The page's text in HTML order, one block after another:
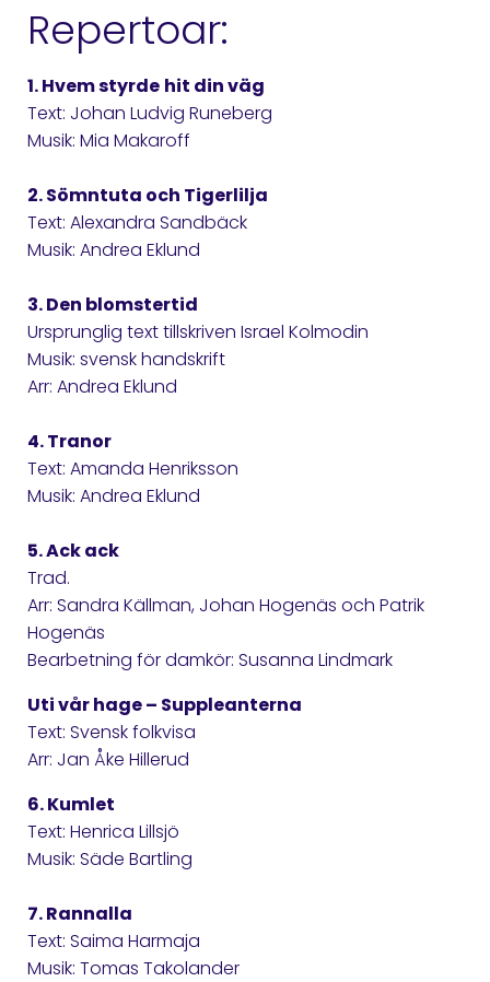
Repertoar:
1. Hvem styrde hit din väg
Text: Johan Ludvig Runeberg
Musik: Mia Makaroff
2. Sömntuta och Tigerlilja
Text: Alexandra Sandbäck
Musik: Andrea Eklund
3. Den blomstertid
Ursprunglig text tillskriven Israel Kolmodin
Musik: svensk handskrift
Arr: Andrea Eklund
4. Tranor
Text: Amanda Henriksson
Musik: Andrea Eklund
5. Ack ack
Trad.
Arr: Sandra Källman, Johan Hogenäs och Patrik
Hogenäs
Bearbetning för damkör: Susanna Lindmark
Uti vår hage – Suppleanterna
Text: Svensk folkvisa
Arr: Jan Åke Hillerud
6. Kumlet
Text: Henrica Lillsjö
Musik: Säde Bartling
7. Rannalla
Text: Saima Harmaja
Musik: Tomas Takolander